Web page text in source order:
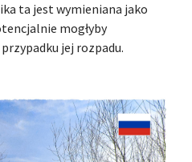
ta jest wymieniana jako
mogłyby
jej rozpadu.